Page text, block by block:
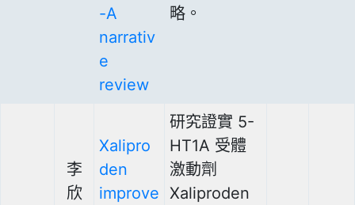
-A
narrativ
e
review
略。
李
欣
Xalipro
den
improve
研究證實 5-
HT1A 受體
激動劑
Xaliproden